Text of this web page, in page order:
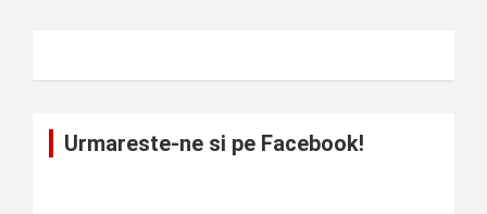
Urmareste-ne si pe Facebook!